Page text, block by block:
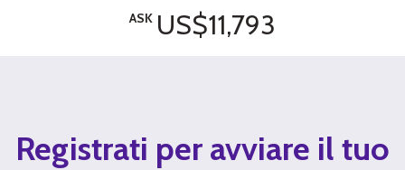
ASK US$11,793
Registrati per avviare il tuo